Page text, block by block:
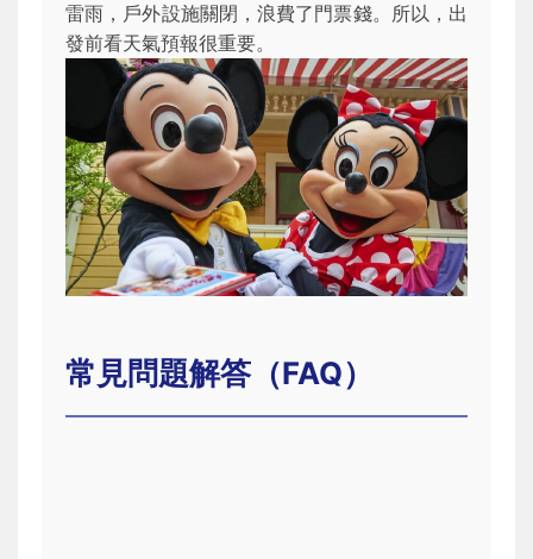
雷雨，戶外設施關閉，浪費了門票錢。所以，出
發前看天氣預報很重要。
常見問題解答（FAQ）